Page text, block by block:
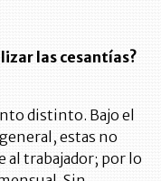
las cesantías?
distinto. Bajo el
estas no
al trabajador; por lo